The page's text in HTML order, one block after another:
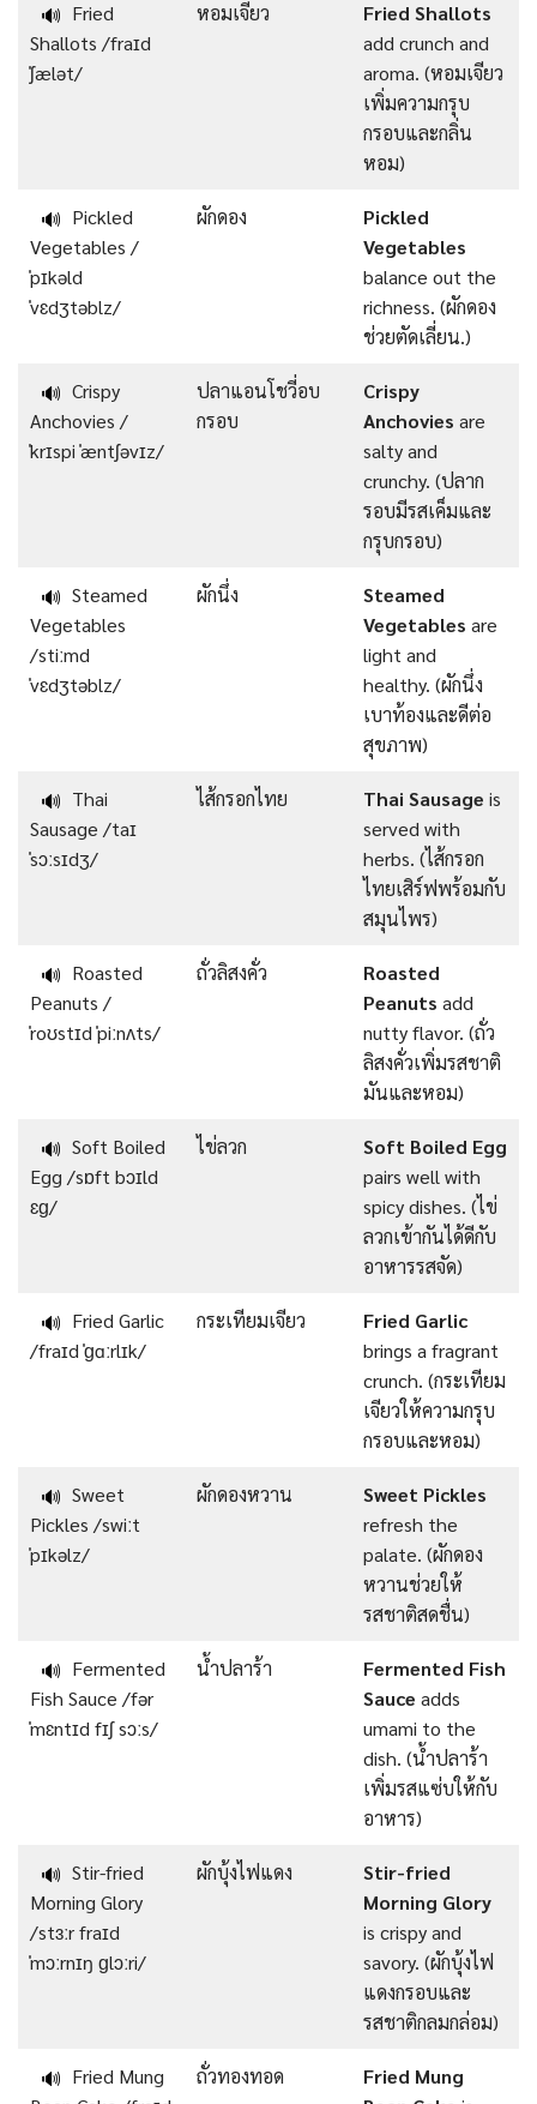
🔊 Fried
Shallots /fraɪd
ˈʃælət/
หอมเจียว
Fried Shallots
add crunch and
aroma. (หอมเจียว
เพิ่มความกรุบ
กรอบและกลิ่น
หอม)
🔊 Pickled
Vegetables /
ˈpɪkəld
ˈvɛdʒtəblz/
ผักดอง
Pickled
Vegetables
balance out the
richness. (ผักดอง
ช่วยตัดเลี่ยน.)
🔊 Crispy
Anchovies /
ˈkrɪspi ˈæntʃəvɪz/
ปลาแอนโชวี่อบ
กรอบ
Crispy
Anchovies are
salty and
crunchy. (ปลาก
รอบมีรสเค็มและ
กรุบกรอบ)
🔊 Steamed
Vegetables
/stiːmd
ˈvɛdʒtəblz/
ผักนึ่ง
Steamed
Vegetables are
light and
healthy. (ผักนึ่ง
เบาท้องและดีต่อ
สุขภาพ)
🔊 Thai
Sausage /taɪ
ˈsɔːsɪdʒ/
ไส้กรอกไทย Thai Sausage is
served with
herbs. (ไส้กรอก
ไทยเสิร์ฟพร้อมกับ
สมุนไพร)
🔊 Roasted
Peanuts /
ˈroʊstɪd ˈpiːnʌts/
ถั่วลิสงคั่ว
Roasted
Peanuts add
nutty flavor. (ถั่ว
ลิสงคั่วเพิ่มรสชาติ
มันและหอม)
🔊 Soft Boiled
Egg /sɒft bɔɪld
ɛɡ/
ไข่ลวก
Soft Boiled Egg
pairs well with
spicy dishes. (ไข่
ลวกเข้ากันได้ดีกับ
อาหารรสจัด)
🔊 Fried Garlic
/fraɪd ˈɡɑːrlɪk/
กระเทียมเจียว
Fried Garlic
brings a fragrant
crunch. (กระเทียม
เจียวให้ความกรุบ
กรอบและหอม)
🔊 Sweet
Pickles /swiːt
ˈpɪkəlz/
ผักดองหวาน
Sweet Pickles
refresh the
palate. (ผักดอง
หวานช่วยให้
รสชาติสดชื่น)
🔊 Fermented
Fish Sauce /fər
ˈmɛntɪd fɪʃ sɔːs/
น้ำปลาร้า
Fermented Fish
Sauce adds
umami to the
dish. (น้ำปลาร้า
เพิ่มรสแซ่บให้กับ
อาหาร)
🔊 Stir-fried
Morning Glory
/stɜːr fraɪd
ˈmɔːrnɪŋ ɡlɔːri/
ผักบุ้งไฟแดง
Stir-fried
Morning Glory
is crispy and
savory. (ผักบุ้งไฟ
แดงกรอบและ
รสชาติกลมกล่อม)
🔊 Fried Mung
ถั่วทองทอด
Fried Mung